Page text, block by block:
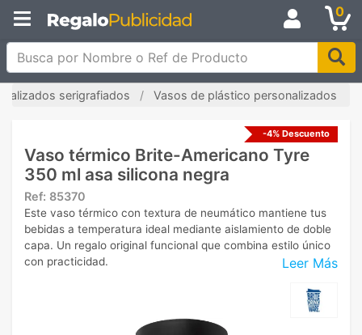
0
Busca por Nombre o Ref de Producto
serigrafiados Vasos de plástico personalizados
-4% Descuento
Vaso térmico Brite-Americano Tyre
350 ml asa silicona negra
Ref: 85370
Leer Más
Este vaso térmico con textura de neumático mantiene tus
bebidas a temperatura ideal mediante aislamiento de doble
capa. Un regalo original funcional que combina estilo único
con practicidad.